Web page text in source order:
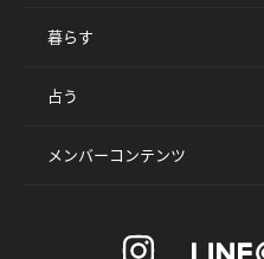
暮らす
占う
メンバーコンテンツ